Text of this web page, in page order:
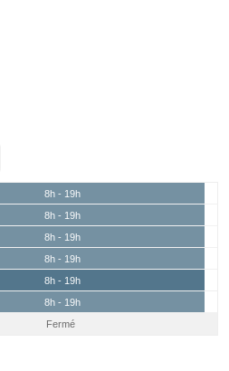
8h - 19h
8h - 19h
8h - 19h
8h - 19h
8h - 19h
8h - 19h
Fermé